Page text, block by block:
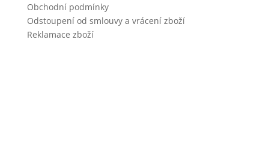
Obchodní podmínky
Odstoupení od smlouvy a vrácení zboží
Reklamace zboží